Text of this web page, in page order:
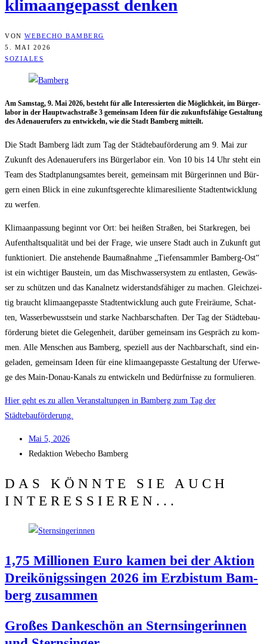
kli­ma­an­ge­passt denken
VON WEBECHO BAMBERG
5. MAI 2026
SOZIALES
Am Sams­tag, 9. Mai 2026, besteht für alle Inter­es­sier­ten die Mög­lich­keit, im Bür­ger­
la­bor in der Haupt­wach­stra­ße 3 gemein­sam Ideen für die zukunfts­fä­hi­ge Gestal­tung
des Ade­naue­ru­fers zu ent­wi­ckeln, wie die Stadt Bam­berg mitteilt.
Die Stadt Bam­berg lädt zum Tag der Städ­te­bau­för­de­rung am 9. Mai zur
Zukunft des Ade­naue­ru­fers ins Bür­ger­la­bor ein. Von 10 bis 14 Uhr steht ein
Team des Stadt­pla­nungs­am­tes bereit, gemein­sam mit Bür­ge­rin­nen und Bür­
gern einen Blick in eine zukunfts­ge­rech­te kli­ma­re­si­li­en­te Stadt­ent­wick­lung
zu werfen.
Kli­ma­an­pas­sung beginnt vor Ort: bei hei­ßen Stra­ßen, bei Stark­re­gen, bei
Auf­ent­halts­qua­li­tät und bei der Fra­ge, wie unse­re Stadt auch in Zukunft gut
funk­tio­niert. Die anste­hen­de Bau­maß­nah­me „Tie­fen­samm­ler Bam­berg-Ost“
ist ein wich­ti­ger Bau­stein, um das Misch­was­ser­sys­tem zu ent­las­ten, Gewäs­
ser zu schüt­zen und das Kanal­netz wider­stands­fä­hi­ger zu machen. Gleich­zei­
tig braucht kli­ma­an­ge­pass­te Stadt­ent­wick­lung auch gute Frei­räu­me, Schat­
ten, Was­ser­be­wusst­sein und star­ke Nach­bar­schaf­ten. Der Tag der Städ­te­bau­
för­de­rung bie­tet die Gele­gen­heit, dar­über gemein­sam ins Gespräch zu kom­
men. Alle Men­schen aus Bam­berg, spe­zi­ell aus der Nach­bar­schaft, sind ein­
ge­la­den, gemein­sam Ideen für eine kli­ma­an­ge­pass­te Gestal­tung der Ufer­we­
ge des Main-Donau-Kanals zu ent­wi­ckeln und Bedürf­nis­se zu formulieren.
Hier geht es zu allen Ver­an­stal­tun­gen in Bam­berg zum Tag der
Städtebauförderung.
Mai 5, 2026
Redak­ti­on Web­echo Bamberg
DAS KÖNNTE SIE AUCH
INTERESSIEREN...
1,75 Mil­lio­nen Euro kamen bei der Akti­on
Drei­kö­nigs­sin­gen 2026 im Erz­bis­tum Bam­
berg zusammen
Gro­ßes Dan­ke­schön an Stern­sin­ge­rin­nen